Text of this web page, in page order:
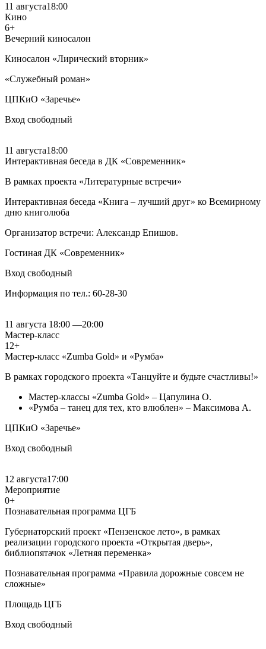
11 августа18:00
Кино
6+
Вечерний киносалон
Киносалон «Лирический вторник»
«Служебный роман»
ЦПКиО «Заречье»
Вход свободный
11 августа18:00
Интерактивная беседа в ДК «Современник»
В рамках проекта «Литературные встречи»
Интерактивная беседа «Книга – лучший друг» ко Всемирному
дню книголюба
Организатор встречи: Александр Епишов.
Гостиная ДК «Современник»
Вход свободный
Информация по тел.: 60-28-30
11 августа 18:00 —20:00
Мастер-класс
12+
Мастер-класс «Zumba Gold» и «Румба»
В рамках городского проекта «Танцуйте и будьте счастливы!»
Мастер-классы «Zumba Gold» – Цапулина О.
«Румба – танец для тех, кто влюблен» – Максимова А.
ЦПКиО «Заречье»
Вход свободный
12 августа17:00
Мероприятие
0+
Познавательная программа ЦГБ
Губернаторский проект «Пензенское лето», в рамках
реализации городского проекта «Открытая дверь»,
библиопятачок «Летняя переменка»
Познавательная программа «Правила дорожные совсем не
сложные»
Площадь ЦГБ
Вход свободный